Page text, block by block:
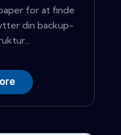
for at finde
din backup-